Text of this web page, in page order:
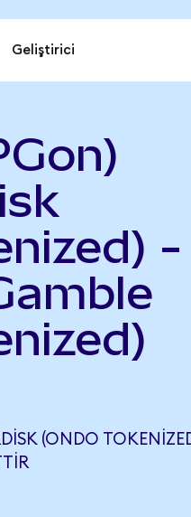
Geliştirici
-
(ONDO